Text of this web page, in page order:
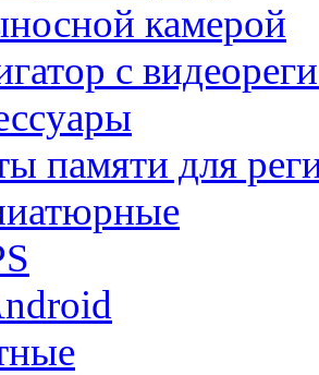
камерой
с
памяти для